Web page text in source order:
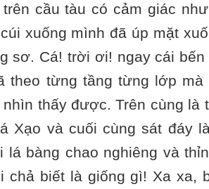
cầu tàu có cảm giác
xuống mình đã úp mặt
sơ. Cá! trời ơi! ngay cái
theo từng tầng từng lớp
thấy được. Trên cùng là
Xạo và cuối cùng sát đáy
lá bàng chao nghiêng và
chả biết là giống gì! Xa xa,